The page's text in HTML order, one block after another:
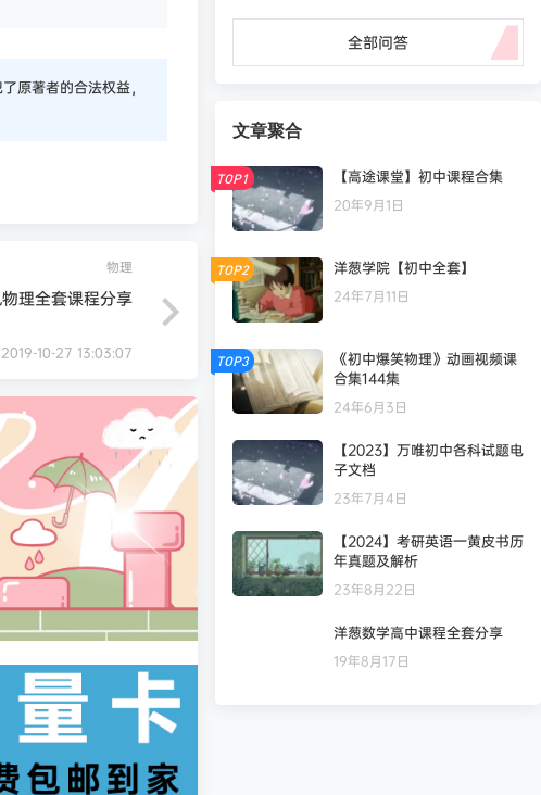
原著者的合法权益，
物理
理全套课程分享
2019-10-27 13:03:07
全部问答
文章聚合
TOP1 【高途课堂】初中课程合集
20年9月1日
TOP2 洋葱学院【初中全套】
24年7月11日
TOP3
《初中爆笑物理》动画视频课
合集144集
24年6月3日
【2023】万唯初中各科试题电
子文档
23年7月4日
【2024】考研英语一黄皮书历
年真题及解析
23年8月22日
洋葱数学高中课程全套分享
19年8月17日